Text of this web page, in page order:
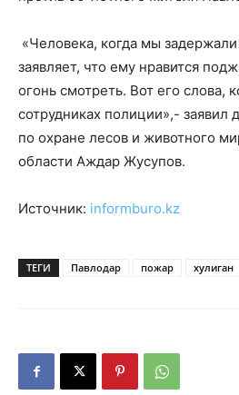
«Человека, когда мы
заявляет, что ему нравится
огонь смотреть. Вот его слова,
сотрудниках полиции»,- заявил
по охране лесов и животного
области Аждар Жусупов.
Источник: informburo.kz
ТЕГИ Павлодар пожар хулиган